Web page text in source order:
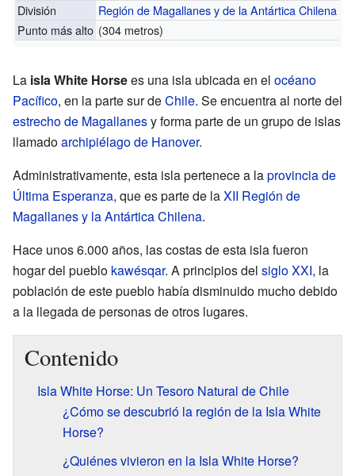
División
Región de Magallanes y de la Antártica Chilena
Punto más alto (304 metros)
La isla White Horsees una isla ubicada en el océano
Pacífico, en la parte sur deChile. Se encuentra al norte del
estrecho de Magallanesy forma parte de un grupo de islas
llamadoarchipiélago de Hanover.
Administrativamente, esta isla pertenece a laprovincia de
Última Esperanza, que es parte de laXII Región de
Magallanes y la Antártica Chilena.
Hace unos 6.000 años, las costas de esta isla fueron
hogar del pueblo kawésqar. A principios del siglo XXI, la
población de este pueblo había disminuido mucho debido
a la llegada de personas de otros lugares.
Contenido
Isla White Horse: Un Tesoro Natural de Chile
¿Cómo se descubrió la región de la Isla White
Horse?
¿Quiénes vivieron en la Isla White Horse?